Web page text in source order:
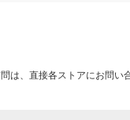
、直接各ストアにお問い